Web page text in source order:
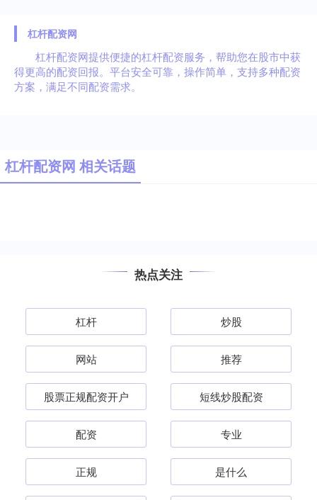
杠杆配资网
杠杆配资网提供便捷的杠杆配资服务，帮助您在股市中获
得更高的配资回报。平台安全可靠，操作简单，支持多种配资
方案，满足不同配资需求。
杠杆配资网 相关话题
热点关注
杠杆 炒股
网站 推荐
股票正规配资开户 短线炒股配资
配资 专业
正规 是什么